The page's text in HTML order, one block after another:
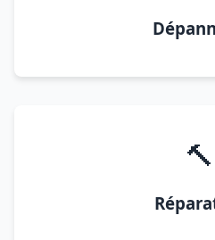
🔨